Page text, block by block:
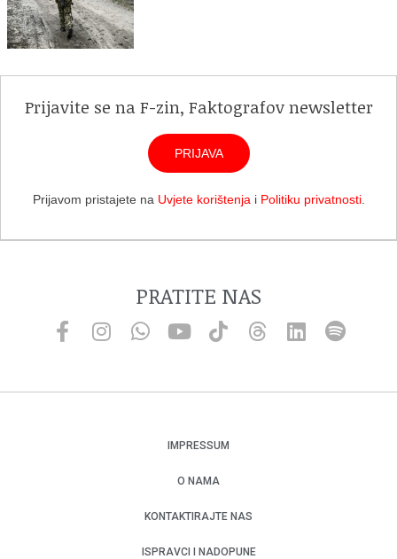
Prijavite se na F-zin, Faktografov newsletter
PRIJAVA
Prijavom pristajete na Uvjete korištenjai Politiku privatnosti.
PRATITE NAS
IMPRESSUM
O NAMA
KONTAKTIRAJTE NAS
ISPRAVCI I NADOPUNE